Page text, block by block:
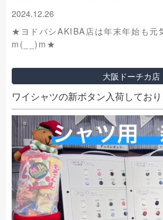
2024.12.26
★ヨドバシAKIBA店は年末年始も元
m(__)m★
大阪ドーチカ店
ワイシャツの新ボタン入荷してお